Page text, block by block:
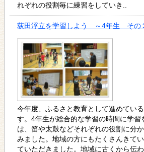
れぞれの役割毎に練習をしていき..
荻田浮立を学習しよう ～4年生 その
今年度、ふるさと教育として進めてい
す。4年生が総合的な学習の時間に学習
は、笛や太鼓などそれぞれの役割に分
みました。地域の方にもたくさんきて
ていただきました。地域に古くから伝わ